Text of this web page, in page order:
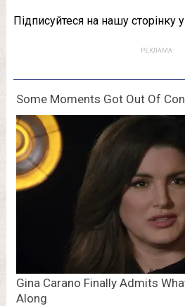
Підписуйтеся на нашу сторінку у
РЕКЛАМА: